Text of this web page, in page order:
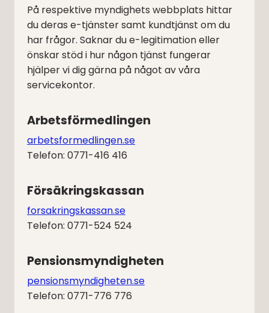
På respektive myndighets webbplats hittar
du deras e-tjänster samt kundtjänst om du
har frågor. Saknar du e-legitimation eller
önskar stöd i hur någon tjänst fungerar
hjälper vi dig gärna på något av våra
servicekontor.
Arbetsförmedlingen
arbetsformedlingen.se
Telefon: 0771-416 416
Försäkringskassan
forsakringskassan.se
Telefon: 0771-524 524
Pensionsmyndigheten
pensionsmyndigheten.se
Telefon: 0771-776 776